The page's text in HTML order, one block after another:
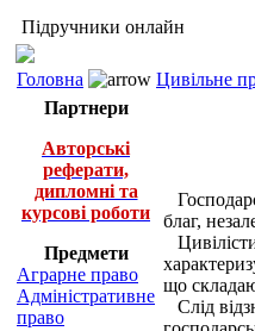
Підручники онлайн
Головна Цивільне
Партнери
Авторські
реферати,
дипломні та
курсові роботи
Предмети
Аграрне право
Адміністративне
право
благ,
що
Слід